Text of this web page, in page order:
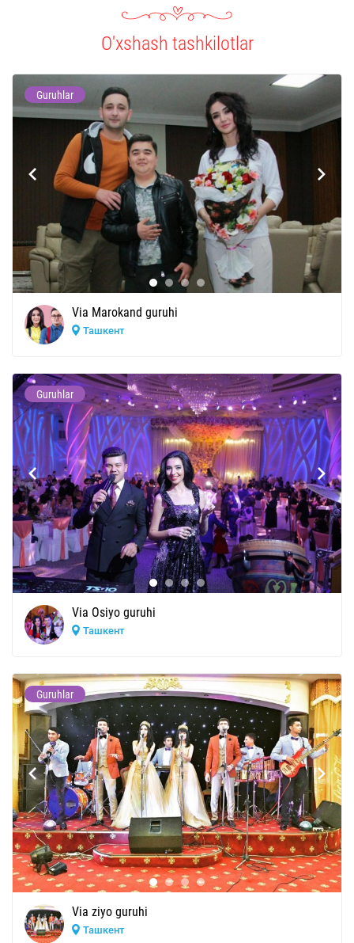
O'xshash tashkilotlar
Guruhlar
Via Marokand guruhi
Ташкент
Guruhlar
Via Osiyo guruhi
Ташкент
Guruhlar
Via ziyo guruhi
Ташкент